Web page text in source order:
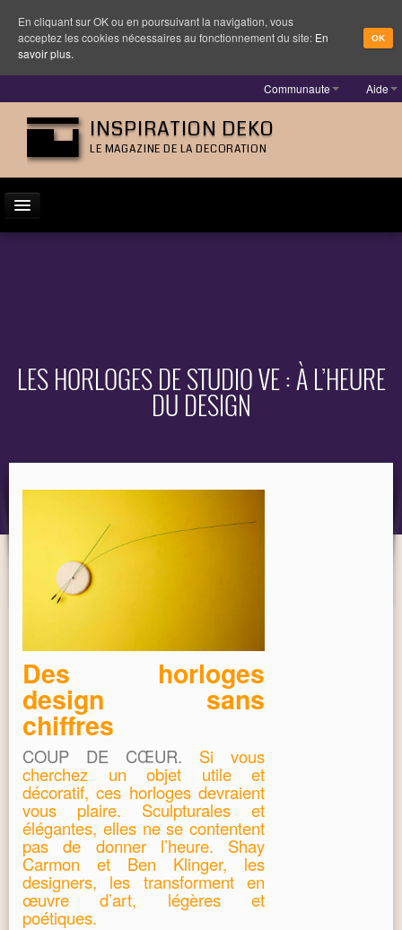
Communaute Aide
INSPIRATION DEKO
LE MAGAZINE DE LA DECORATION
LES HORLOGES DE STUDIO VE : À L’HEURE
DU DESIGN
Des horloges
design sans
chiffres
COUP DE CŒUR. Si vous
cherchez un objet utile et
décoratif, ces horloges devraient
vous plaire. Sculpturales et
élégantes, elles ne se contentent
pas de donner l’heure. Shay
Carmon et Ben Klinger, les
designers, les transforment en
œuvre d’art, légères et
poétiques.
En cliquant sur OK ou en poursuivant la navigation, vous
acceptez les cookies nécessaires au fonctionnement du site: En
savoir plus.
OK